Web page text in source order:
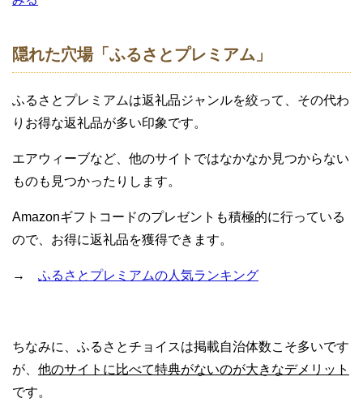
隠れた穴場「ふるさとプレミアム」
ふるさとプレミアムは返礼品ジャンルを絞って、その代わ
りお得な返礼品が多い印象です。
エアウィーブなど、他のサイトではなかなか見つからない
ものも見つかったりします。
Amazonギフトコードのプレゼントも積極的に行っている
ので、お得に返礼品を獲得できます。
→ ふるさとプレミアムの人気ランキング
ちなみに、ふるさとチョイスは掲載自治体数こそ多いです
が、 他のサイトに比べて特典がないのが大きなデメリット
です。